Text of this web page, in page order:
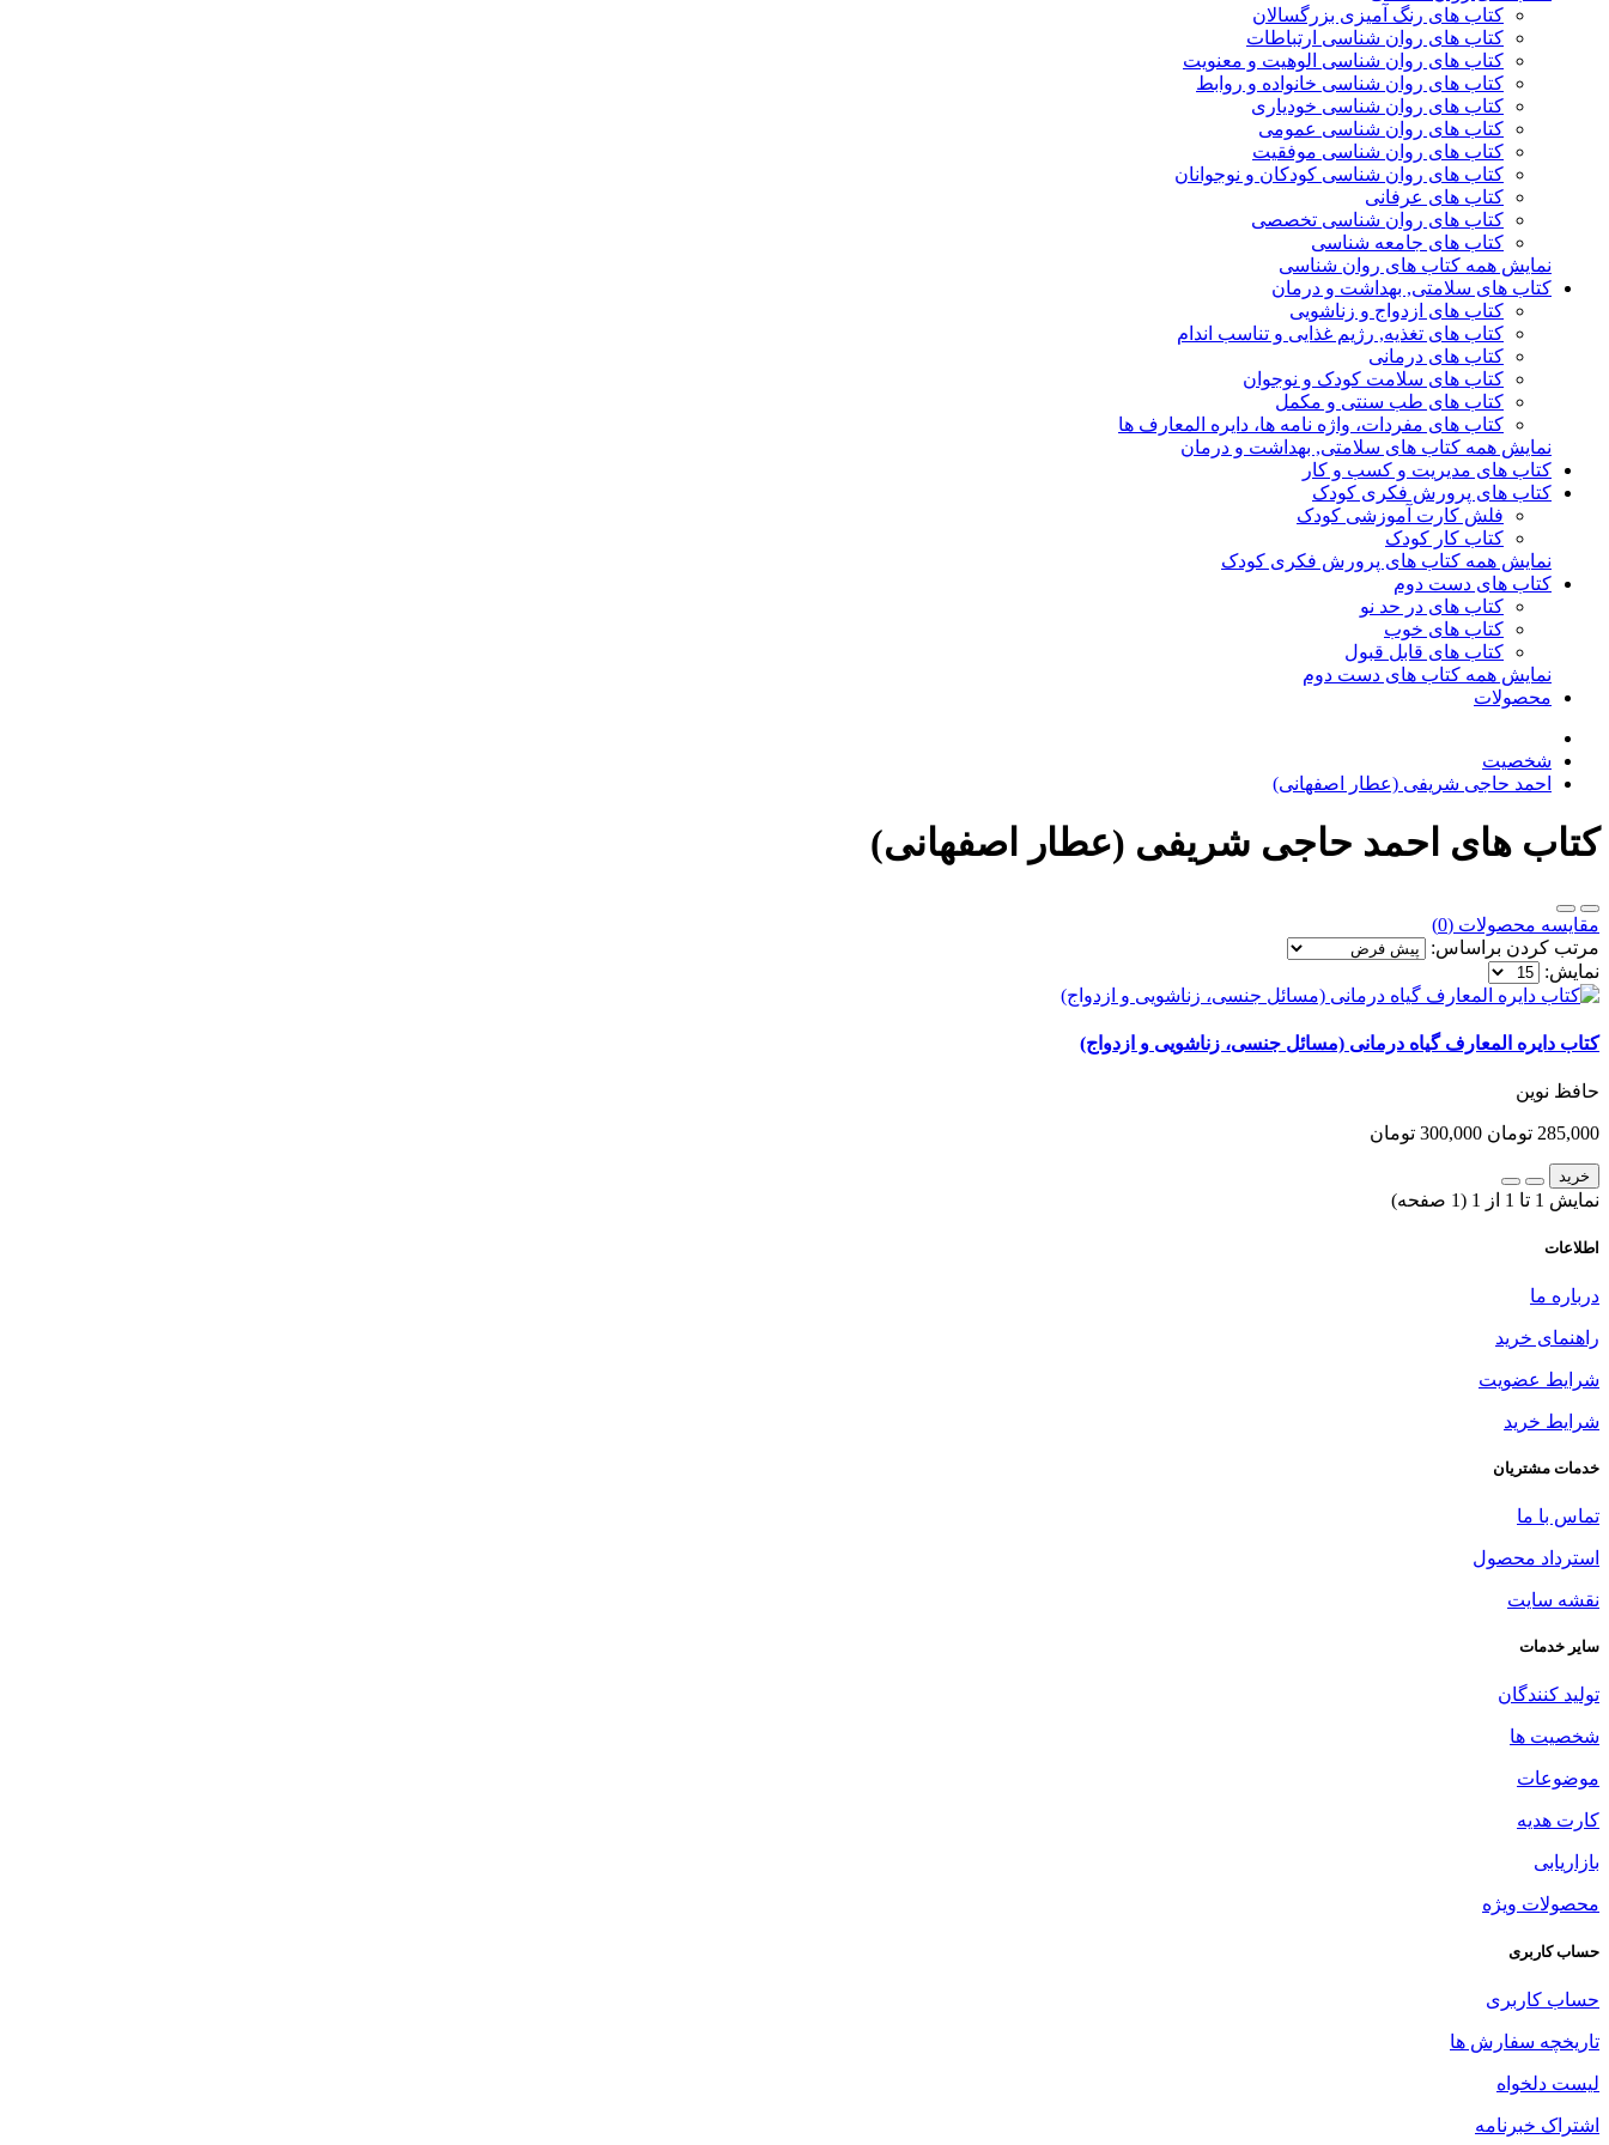
کتاب های رنگ آمیزی بزرگسالان
کتاب های روان شناسی ارتباطات
کتاب های روان شناسی الوهیت و معنویت
کتاب های روان شناسی خانواده و روابط
کتاب های روان شناسی خودیاری
کتاب های روان شناسی عمومی
کتاب های روان شناسی موفقیت
کتاب های روان شناسی کودکان و نوجوانان
کتاب های عرفانی
کتاب های روان شناسی تخصصی
کتاب های جامعه شناسی
نمایش همه کتاب های روان شناسی
کتاب های سلامتی, بهداشت و درمان
کتاب های ازدواج و زناشویی
کتاب های تغذیه, رژیم غذایی و تناسب اندام
کتاب های درمانی
کتاب های سلامت کودک و نوجوان
کتاب های طب سنتی و مکمل
کتاب های مفردات، واژه نامه ها، دایره المعارف ها
نمایش همه کتاب های سلامتی, بهداشت و درمان
کتاب های مدیریت و کسب و کار
کتاب های پرورش فکری کودک
فلش کارت آموزشی کودک
کتاب کار کودک
نمایش همه کتاب های پرورش فکری کودک
کتاب های دست دوم
کتاب های در حد نو
کتاب های خوب
کتاب های قابل قبول
نمایش همه کتاب های دست دوم
محصولات
شخصیت
احمد حاجی شریفی (عطار اصفهانی)
کتاب های احمد حاجی شریفی (عطار اصفهانی)
مقایسه محصولات (0)
مرتب کردن براساس:
نمایش:
کتاب دایره المعارف گیاه درمانی (مسائل جنسی، زناشویی و ازدواج)
حافظ نوین
285,000 تومان 300,000 تومان
خرید
نمایش 1 تا 1 از 1 (1 صفحه)
اطلاعات
درباره ما
راهنمای خرید
شرایط عضویت
شرایط خرید
خدمات مشتریان
تماس با ما
استرداد محصول
نقشه سایت
سایر خدمات
تولید کنندگان
شخصیت ها
موضوعات
کارت هدیه
بازاریابی
محصولات ویژه
حساب کاربری
حساب کاربری
تاریخچه سفارش ها
لیست دلخواه
اشتراک خبرنامه